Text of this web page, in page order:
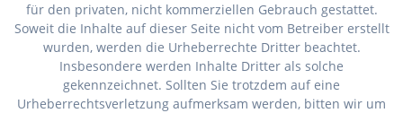
für den privaten, nicht kommerziellen Gebrauch gestattet.
Soweit die Inhalte auf dieser Seite nicht vom Betreiber erstellt
wurden, werden die Urheberrechte Dritter beachtet.
Insbesondere werden Inhalte Dritter als solche
gekennzeichnet. Sollten Sie trotzdem auf eine
Urheberrechtsverletzung aufmerksam werden, bitten wir um